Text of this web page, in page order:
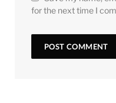
for the next time I